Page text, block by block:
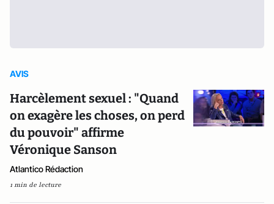
AVIS
Harcèlement sexuel : "Quand
on exagère les choses, on perd
du pouvoir" affirme
Véronique Sanson
Atlantico Rédaction
1 min de lecture